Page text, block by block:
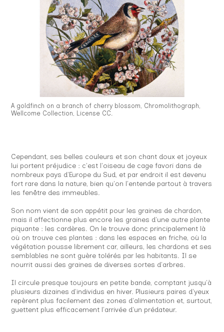
A goldfinch on a branch of cherry blossom, Chromolithograph,
Wellcome Collection, License CC.
Cependant, ses belles couleurs et son chant doux et joyeux
lui portent préjudice : c'est l'oiseau de cage favori dans de
nombreux pays d'Europe du Sud, et par endroit il est devenu
fort rare dans la nature, bien qu'on l'entende partout à travers
les fenêtre des immeubles.
Son nom vient de son appétit pour les graines de chardon,
mais il affectionne plus encore les graines d'une autre plante
piquante : les cardères. On le trouve donc principalement là
où on trouve ces plantes : dans les espaces en friche, où la
végétation pousse librement car, ailleurs, les chardons et ses
semblables ne sont guère tolérés par les habitants. Il se
nourrit aussi des graines de diverses sortes d'arbres.
Il circule presque toujours en petite bande, comptant jusqu'à
plusieurs dizaines d'individus en hiver. Plusieurs paires d'yeux
repèrent plus facilement des zones d'alimentation et, surtout,
guettent plus efficacement l'arrivée d'un prédateur.